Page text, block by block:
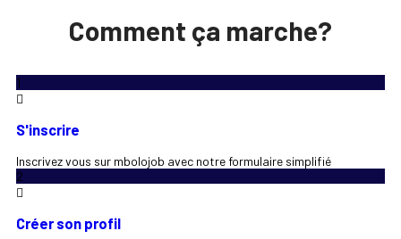
Comment ça marche?
1
S'inscrire
Inscrivez vous sur mbolojob avec notre formulaire simplifié
2
Créer son profil